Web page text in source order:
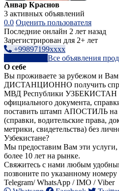
Анвар Краснов
3 активных объявлений
0.0 Оценить пользователя
Последние онлайн 2 лет назад
Зарегистрирован для 2+ лет
+99897199xxxx
Все объявления
О себе
Вы проживаете за рубежом и
ДИСТАНЦИОННО получить
МВД Республики УЗБЕКИСТАН
официального документа,
поставить штамп АПОСТИЛЬ на
(справки, водительские права,
метрики, свидетельства) без
Узбекистане?
Мы предоставим Вам эти
более 10 лет на рынке.
Свяжитесь с нами любым
позвоните по указанному
Telegram/ WhatsApp / IMO / Viber